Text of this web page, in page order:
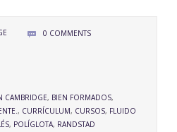
 0 COMMENTS
CAMBRIDGE, BIEN FORMADOS,
, CURRÍCULUM, CURSOS, FLUIDO
, POLÍGLOTA, RANDSTAD